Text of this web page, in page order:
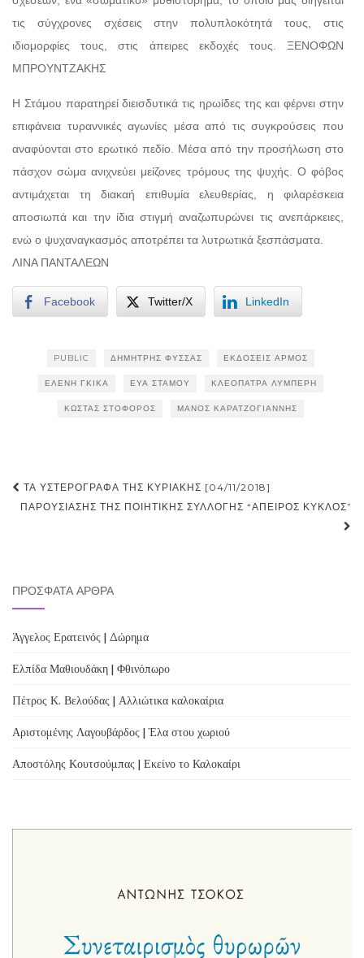
τις σύγχρονες σχέσεις στην πολυπλοκότητά τους, στις
ιδιομορφίες τους, στις άπειρες εκδοχές τους. ΞΕΝΟΦΩΝ
ΜΠΡΟΥΝΤΖΑΚΗΣ
Η Στάμου παρατηρεί διεισδυτικά τις ηρωίδες της και φέρνει στην
επιφάνεια τυραννικές αγωνίες μέσα από τις συγκρούσεις που
αναφύονται στο ερωτικό πεδίο. Μέσα από την προσήλωση στο
πάσχον σώμα ανιχνεύει μείζονες τρόμους της ψυχής. Ο φόβος
αντιμάχεται τη διακαή επιθυμία ελευθερίας, η φιλαρέσκεια
αποσιωπά και την ίδια στιγμή αναζωπυρώνει τις ανεπάρκειες,
ενώ ο ψυχαναγκασμός αποτρέπει τα λυτρωτικά ξεσπάσματα.
ΛΙΝΑ ΠΑΝΤΑΛΕΩΝ
Facebook Twitter/X LinkedIn
PUBLIC ΔΗΜΉΤΡΗΣ ΦΎΣΣΑΣ ΕΚΔΌΣΕΙΣ ΑΡΜΌΣ
ΕΛΈΝΗ ΓΚΊΚΑ ΕΎΑ ΣΤΆΜΟΥ ΚΛΕΟΠΆΤΡΑ ΛΥΜΠΈΡΗ
ΚΏΣΤΑΣ ΣΤΟΦΌΡΟΣ ΜΆΝΟΣ ΚΑΡΑΤΖΟΓΙΆΝΝΗΣ
Post
navigation
ΤΑ ΥΣΤΕΡΌΓΡΑΦΑ ΤΗΣ ΚΥΡΙΑΚΉΣ [04/11/2018]
ΠΑΡΟΥΣΙΆΣΗΣ ΤΗΣ ΠΟΙΗΤΙΚΉΣ ΣΥΛΛΟΓΉΣ “ΆΠΕΙΡΟΣ ΚΎΚΛΟΣ”
ΠΡΌΣΦΑΤΑ ΆΡΘΡΑ
Άγγελος Ερατεινός | Δώρημα
Ελπίδα Μαθιουδάκη | Φθινόπωρο
Πέτρος Κ. Βελούδας | Αλλιώτικα καλοκαίρια
Αριστομένης Λαγουβάρδος | Έλα στου χωριού
Αποστόλης Κουτσούμπας | Εκείνο το Καλοκαίρι